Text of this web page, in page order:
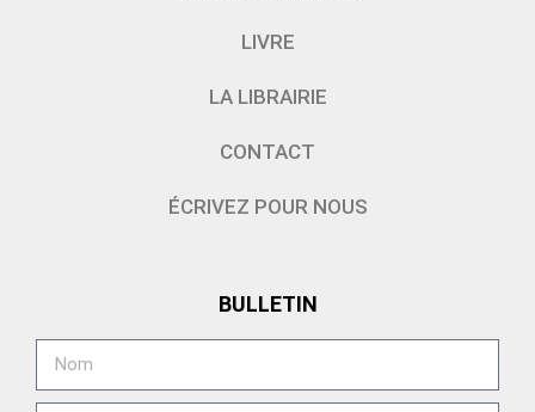
LIVRE
LA LIBRAIRIE
CONTACT
ÉCRIVEZ POUR NOUS
BULLETIN